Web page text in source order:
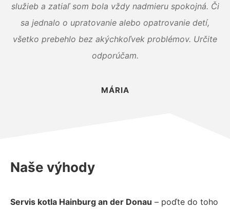
služieb a zatiaľ som bola vždy nadmieru spokojná. Či
sa jednalo o upratovanie alebo opatrovanie detí,
všetko prebehlo bez akýchkoľvek problémov. Určite
odporúčam.
MÁRIA
Naše výhody
Servis kotla Hainburg an der Donau – poďte do toho